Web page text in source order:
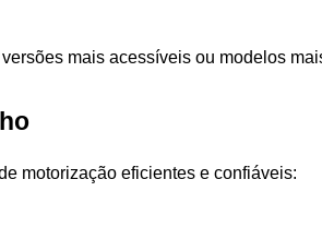
mais acessíveis ou modelos
motorização eficientes e confiáveis: